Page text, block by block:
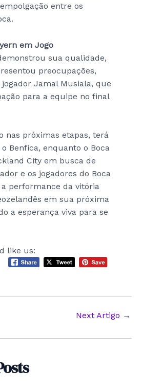
entre os
em Jogo
sua qualidade,
preocupações,
Jamal Musiala, que
para a equipe no final
nas próximas etapas, terá
Benfica, enquanto o Boca
City em busca de
e os jogadores do Boca
performance da vitória
em sua próxima
a esperança viva para se
like us:
Next Artigo →